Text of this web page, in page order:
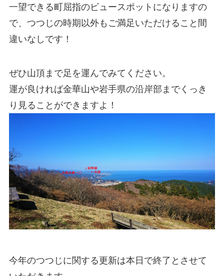
一望できる町屈指のビュースポットになりますの
で、つつじの時期以外もご満足いただけること間
違いなしです！
ぜひ山頂まで足を運んでみてください。
運が良ければ金華山や岩手県の沿岸部までくっき
り見ることができますよ！
今年のつつじに関する更新は本日で終了とさせて